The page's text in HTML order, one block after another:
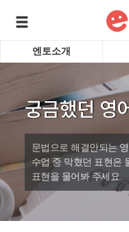
학습도우미 G1
바로가기
엔토소개
궁금했던 영
문법으로 해결안되는
수업 중 막혔던 표현은
표현을 물어봐 주세요.